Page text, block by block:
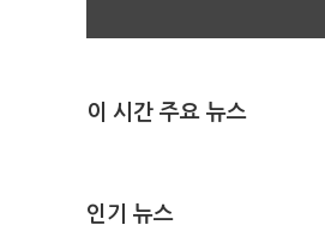
이 시간 주요 뉴스
인기 뉴스